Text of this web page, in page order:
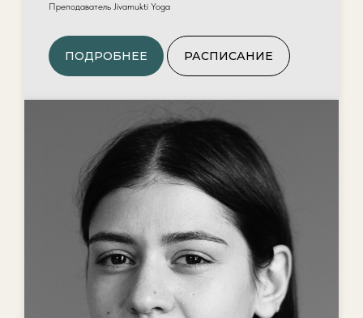
Преподаватель Jivamukti Yoga
ПОДРОБНЕЕ РАСПИСАНИЕ